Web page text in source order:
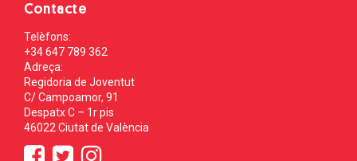
Contacte
Telèfons:
+34 647 789 362
Adreça:
Regidoria de Joventut
C/ Campoamor, 91
Despatx C – 1r pis
46022 Ciutat de València